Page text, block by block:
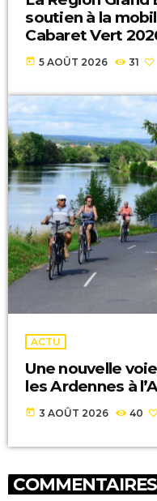
soutien à la
Cabaret Vert
today 5 AOÛT 2026 31
ACTU
Une nouvelle
les Ardennes à
today 3 AOÛT 2026 40